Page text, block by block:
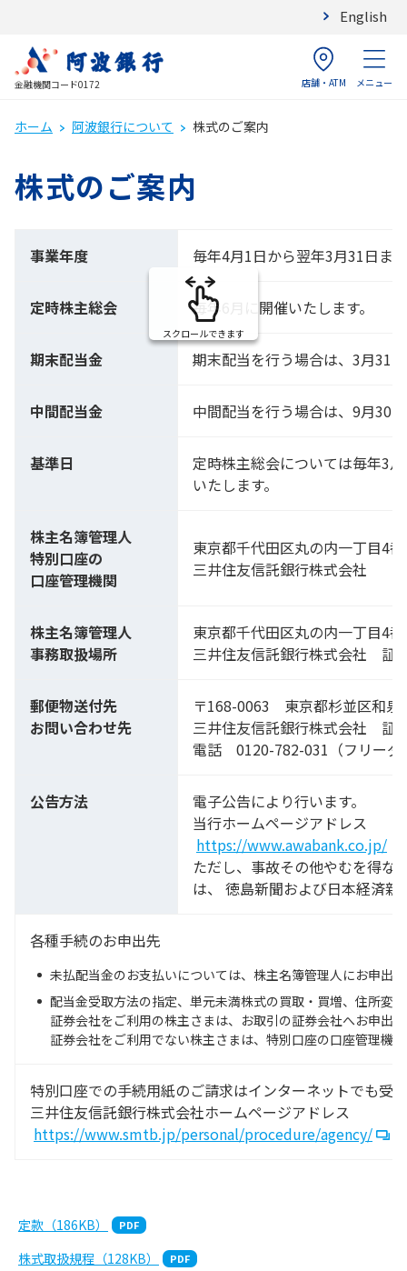
English
金融機関コード0172 店舗・ATM メニュー
ホーム 阿波銀行について 株式のご案内
株式のご案内
事業年度 毎年4月1日から翌年3月31日ま
定時株主総会 毎年6月に開催いたします。
期末配当金 期末配当を行う場合は、3月31
中間配当金 中間配当を行う場合は、9月30
基準日
定時株主総会については毎年3
いたします。
株主名簿管理人
特別口座の
口座管理機関
東京都千代田区丸の内一丁目4
三井住友信託銀行株式会社
株主名簿管理人
事務取扱場所
東京都千代田区丸の内一丁目4
三井住友信託銀行株式会社 証
郵便物送付先
お問い合わせ先
〒168-0063 東京都杉並区和泉
三井住友信託銀行株式会社 証
電話 0120-782-031（フリーダ
公告方法
電子公告により行います。
当行ホームページアドレス
https://www.awabank.co.jp/
ただし、事故その他やむを得な
は、 徳島新聞および日本経済新
各種手続のお申出先
未払配当金のお支払いについては、株主名簿管理人にお申出
配当金受取方法の指定、単元未満株式の買取・買増、住所変
証券会社をご利用の株主さまは、お取引の証券会社へお申出
証券会社をご利用でない株主さまは、特別口座の口座管理機
特別口座での手続用紙のご請求はインターネットでも受
三井住友信託銀行株式会社ホームページアドレス
https://www.smtb.jp/personal/procedure/agency/
スクロールできます
定款（186KB）
株式取扱規程（128KB）